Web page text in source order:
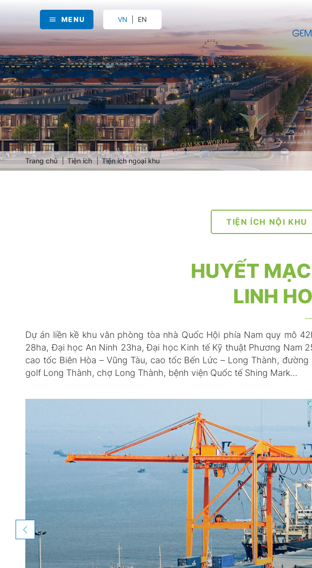
MENU VN EN
Trang chủ Tiện ích Tiện ích ngoại khu
TIỆN ÍCH NỘI KHU
HUYẾT
LINH
Dự án liền kề khu văn phòng tòa nhà Quốc Hội phía Nam quy mô
28ha, Đại học An Ninh 23ha, Đại học Kinh tế Kỹ thuật Phương Nam
cao tốc Biên Hòa – Vũng Tàu, cao tốc Bến Lức – Long Thành,
golf Long Thành, chợ Long Thành, bệnh viện Quốc tế Shing Mark…